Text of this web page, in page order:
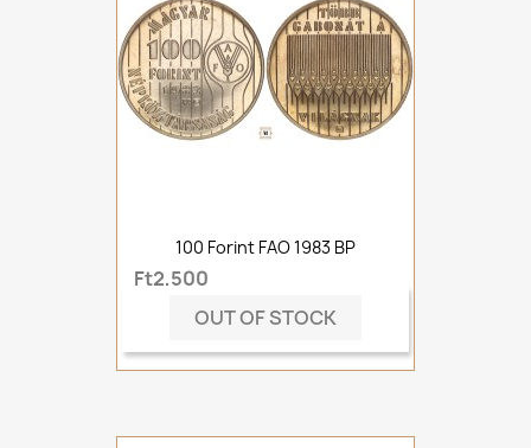
100 Forint FAO 1983 BP
Ft2,500
OUT OF STOCK